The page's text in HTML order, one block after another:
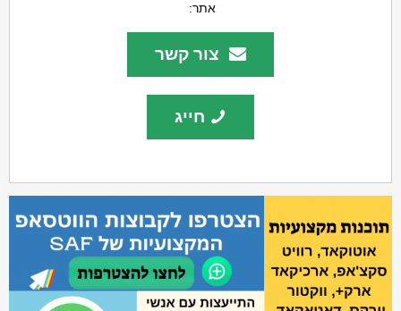
אתר:
צור קשר
חייג